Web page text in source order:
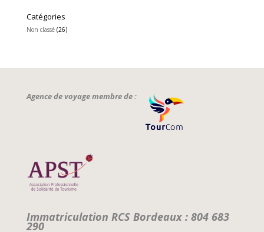
Catégories
Non classé(26)
Agence de voyage membre de :
Immatriculation RCS Bordeaux : 804 683
290